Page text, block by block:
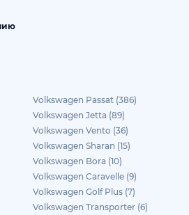
Volkswagen Passat (386)
Volkswagen Jetta (89)
Volkswagen Vento (36)
Volkswagen Sharan (15)
Volkswagen Bora (10)
Volkswagen Caravelle (9)
Volkswagen Golf Plus (7)
Volkswagen Transporter (6)